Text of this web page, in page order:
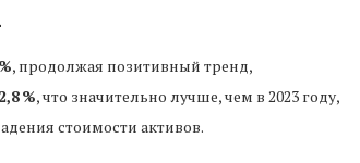
, продолжая позитивный тренд,
2,8 %, что значительно лучше, чем в 2023 году,
стоимости активов.